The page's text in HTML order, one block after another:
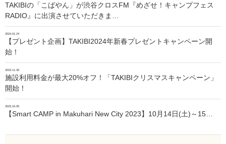
TAKIBIの「こばやん」が渋谷クロスFM『めざせ！キャンプフェス
RADIO』に出演させていただきま…
2024.01.24
【プレゼント企画】TAKIBI2024年新春プレゼントキャンペーン開
始！
2023.11.30
施設利用料金が最大20%オフ！「TAKIBIクリスマスキャンペーン」
開始！
2023.10.05
【Smart CAMP in Makuhari New City 2023】10月14日(土)～15…